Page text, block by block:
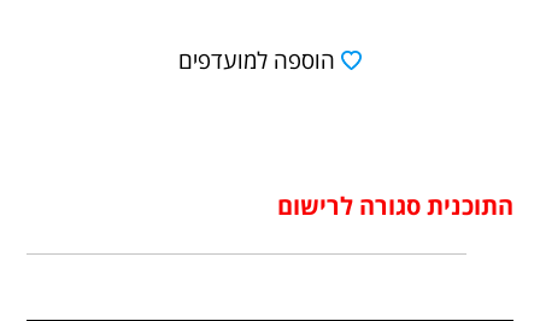
הוספה למועדפים
התוכנית סגורה לרישום